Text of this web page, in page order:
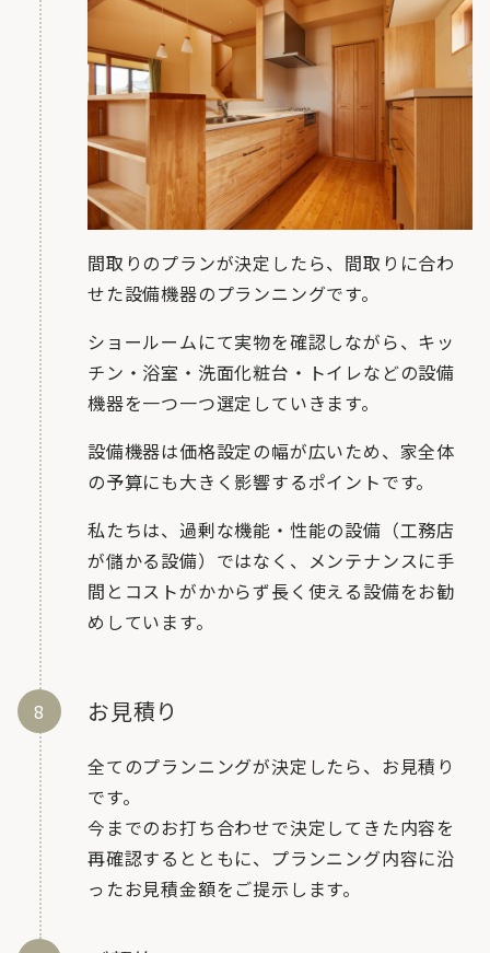
間取りのプランが決定したら、間取りに合わ
せた設備機器のプランニングです。
ショールームにて実物を確認しながら、キッ
チン・浴室・洗面化粧台・トイレなどの設備
機器を一つ一つ選定していきます。
設備機器は価格設定の幅が広いため、家全体
の予算にも大きく影響するポイントです。
私たちは、過剰な機能・性能の設備（工務店
が儲かる設備）ではなく、メンテナンスに手
間とコストがかからず長く使える設備をお勧
めしています。
お見積り
全てのプランニングが決定したら、お見積り
です。
今までのお打ち合わせで決定してきた内容を
再確認するとともに、プランニング内容に沿
ったお見積金額をご提示します。